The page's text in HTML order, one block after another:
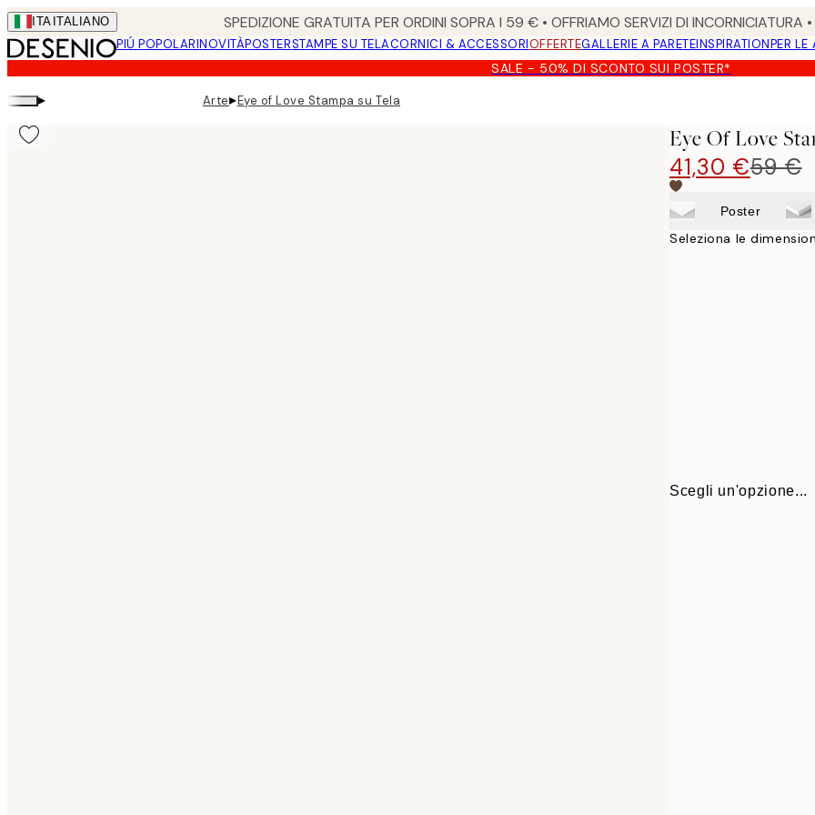
Skip
to
main
content.
ITA ITALIANO SPEDIZIONE GRATUITA PER ORDINI SOPRA I 59 € • OFFRIAMO SERVIZI DI
PIÚ POPOLARINOVITÀPOSTERSTAMPE SU TELACORNICI & ACCESSORIOFFERTEGALLERIE A PARETEINSPIRATIONPER LE
SALE - 50% DI SCONTO SUI POSTER*
▸ Arte▸Eye of Love Stampa su Tela
Eye Of Love
41,30 €59 €
Poster
Seleziona le
Scegli un'opzione...